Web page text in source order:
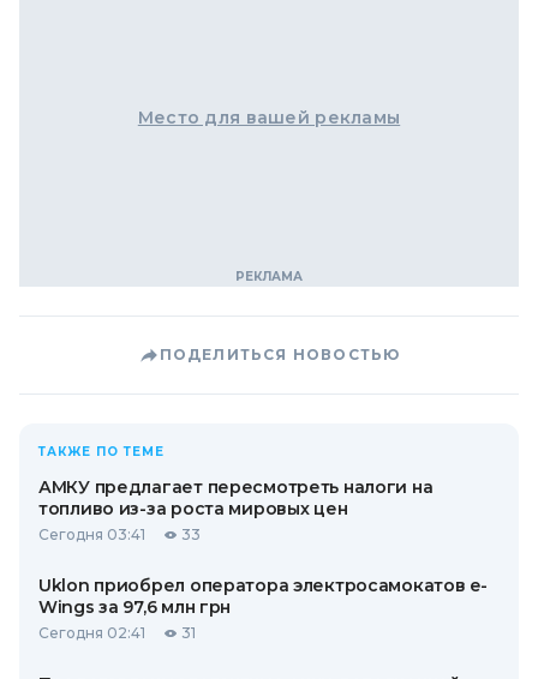
Место для вашей рекламы
ПОДЕЛИТЬСЯ НОВОСТЬЮ
ТАКЖЕ ПО ТЕМЕ
АМКУ предлагает пересмотреть налоги на
топливо из-за роста мировых цен
Сегодня 03:41 33
Uklon приобрел оператора электросамокатов e-
Wings за 97,6 млн грн
Сегодня 02:41 31